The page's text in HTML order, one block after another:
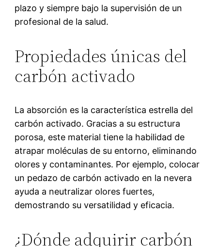
plazo y siempre bajo la supervisión de un
profesional de la salud.
Propiedades únicas del
carbón activado
La absorción es la característica estrella del
carbón activado. Gracias a su estructura
porosa, este material tiene la habilidad de
atrapar moléculas de su entorno, eliminando
olores y contaminantes. Por ejemplo, colocar
un pedazo de carbón activado en la nevera
ayuda a neutralizar olores fuertes,
demostrando su versatilidad y eficacia.
¿Dónde adquirir carbón